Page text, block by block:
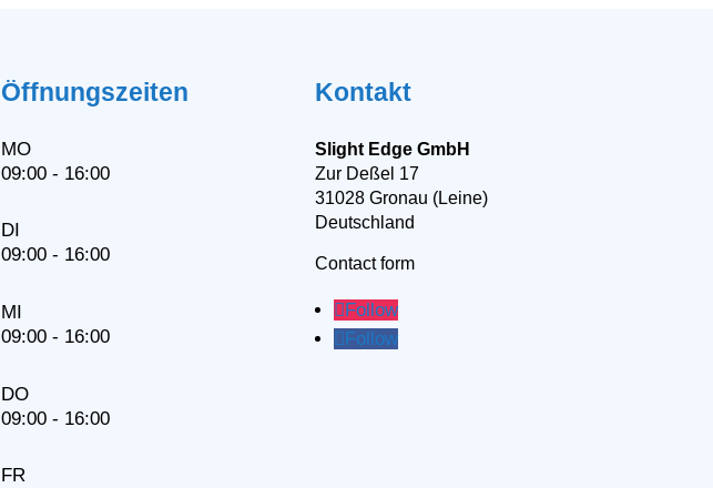
Öffnungszeiten
MO
09:00 - 16:00
DI
09:00 - 16:00
MI
09:00 - 16:00
DO
09:00 - 16:00
FR
Kontakt
Slight Edge GmbH
Zur Deßel 17
31028 Gronau (Leine)
Deutschland
Contact form
Follow
Follow